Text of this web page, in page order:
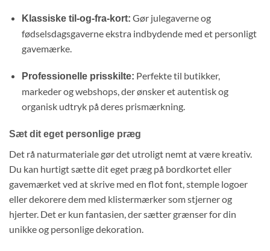
Klassiske til-og-fra-kort: Gør julegaverne og
fødselsdagsgaverne ekstra indbydende med et personligt
gavemærke.
Professionelle prisskilte: Perfekte til butikker,
markeder og webshops,der ønsker et autentisk og
organisk udtryk på deres prismærkning.
Sæt dit eget personlige præg
Det rå naturmateriale gør det utroligt nemt at være kreativ.
Du kan hurtigt sætte dit eget præg på bordkortet eller
gavemærket ved at skrive med en flot font,stemple logoer
eller dekorere dem med klistermærker som stjerner og
hjerter. Det er kun fantasien,der sætter grænser for din
unikke og personlige dekoration.